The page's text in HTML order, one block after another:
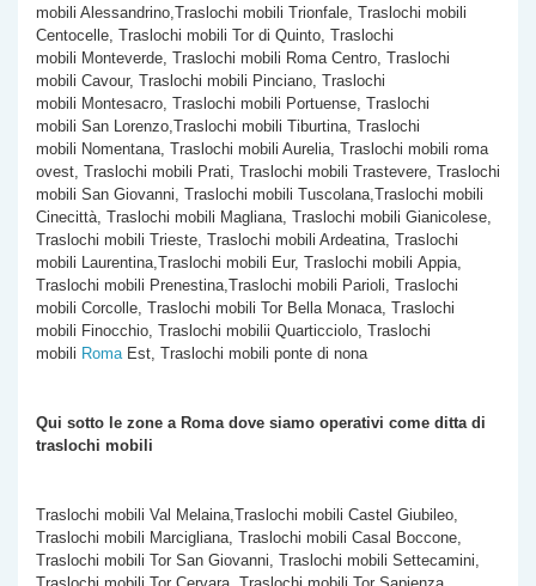
mobili Alessandrino,Traslochi mobili Trionfale, Traslochi mobili
Centocelle, Traslochi mobili Tor di Quinto, Traslochi
mobili Monteverde, Traslochi mobili Roma Centro, Traslochi
mobili Cavour, Traslochi mobili Pinciano, Traslochi
mobili Montesacro, Traslochi mobili Portuense, Traslochi
mobili San Lorenzo,Traslochi mobili Tiburtina, Traslochi
mobili Nomentana, Traslochi mobili Aurelia, Traslochi mobili roma
ovest, Traslochi mobili Prati, Traslochi mobili Trastevere, Traslochi
mobili San Giovanni, Traslochi mobili Tuscolana,Traslochi mobili
Cinecittà, Traslochi mobili Magliana, Traslochi mobili Gianicolese,
Traslochi mobili Trieste, Traslochi mobili Ardeatina, Traslochi
mobili Laurentina,Traslochi mobili Eur, Traslochi mobili Appia,
Traslochi mobili Prenestina,Traslochi mobili Parioli, Traslochi
mobili Corcolle, Traslochi mobili Tor Bella Monaca, Traslochi
mobili Finocchio, Traslochi mobilii Quarticciolo, Traslochi
mobili RomaEst, Traslochi mobili ponte di nona
Qui sotto le zone a Roma dove siamo operativi come ditta di
traslochi mobili
Traslochi mobili Val Melaina,Traslochi mobili Castel Giubileo,
Traslochi mobili Marcigliana, Traslochi mobili Casal Boccone,
Traslochi mobili Tor San Giovanni, Traslochi mobili Settecamini,